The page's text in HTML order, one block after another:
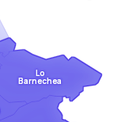
Lo
Barnechea